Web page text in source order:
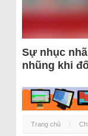
Sự nhục
nhũng khi
Trang chủ